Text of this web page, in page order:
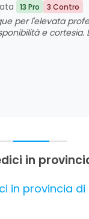
13 Pro 3 Contro
per l'elevata
e
centro un
in
in provincia di